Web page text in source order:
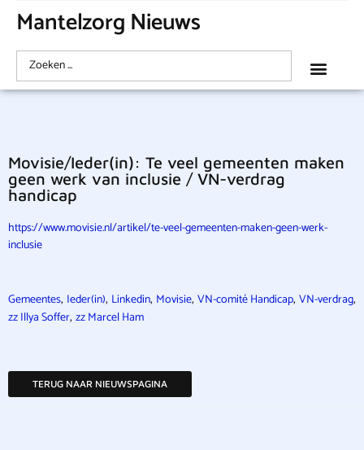
Mantelzorg Nieuws
Movisie/Ieder(in): Te veel gemeenten maken
geen werk van inclusie / VN-verdrag
handicap
https://www.movisie.nl/artikel/te-veel-gemeenten-maken-geen-werk-
inclusie
Gemeentes, Ieder(in), Linkedin, Movisie, VN-comité Handicap, VN-verdrag,
zz Illya Soffer, zz Marcel Ham
TERUG NAAR NIEUWSPAGINA